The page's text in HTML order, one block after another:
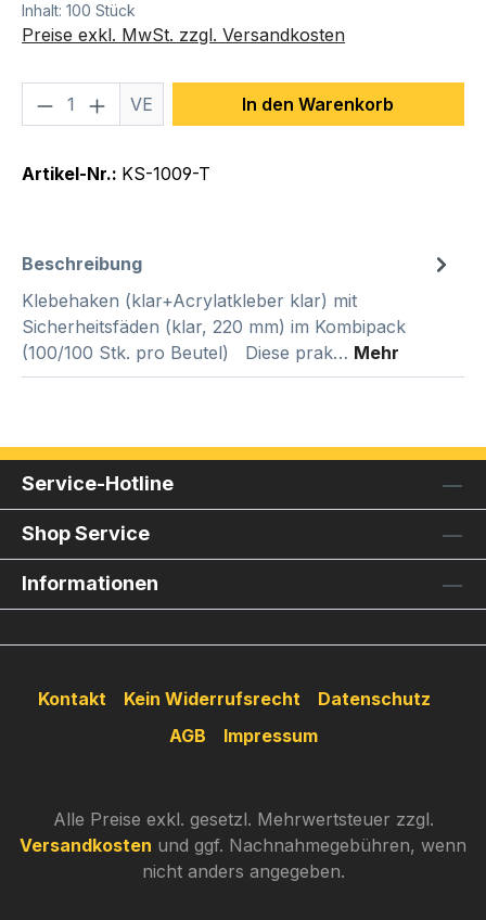
Inhalt: 100 Stück
Preise exkl. MwSt. zzgl. Versandkosten
Produkt Anzahl: Gib den
VE In den Warenkorb
Artikel-Nr.: KS-1009-T
Beschreibung
Klebehaken (klar+Acrylatkleber klar) mit
Sicherheitsfäden (klar, 220 mm) im Kombipack
(100/100 Stk. pro Beutel) Diese prak… Mehr
Service-Hotline
Shop Service
Informationen
Kontakt Kein Widerrufsrecht
Datenschutz
AGB
Impressum
Alle Preise exkl. gesetzl. Mehrwertsteuer zzgl.
Versandkosten und ggf. Nachnahmegebühren, wenn
nicht anders angegeben.